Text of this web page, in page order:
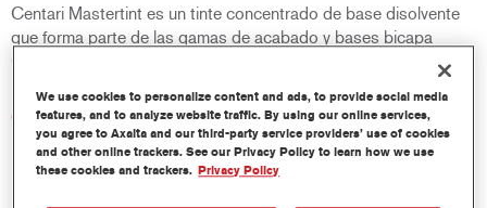
Centari Mastertint es un tinte concentrado de base disolvente
que forma parte de las gamas de acabado y bases bicapa
Centari.
Características del producto
Sistema de pintado de base disolvente, único por su
versatilidad y facilidad de uso.
We use cookies to personalize content and ads, to provide social media
features, and to analyze website traffic. By using our online services,
you agree to Axalta and our third-party service providers’ use of cookies
and other online trackers. See our Privacy Policy to learn how we use
these cookies and trackers. Privacy Policy